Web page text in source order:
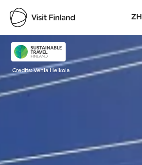
ZH
Visit Finland
Credits:Venla Heikola